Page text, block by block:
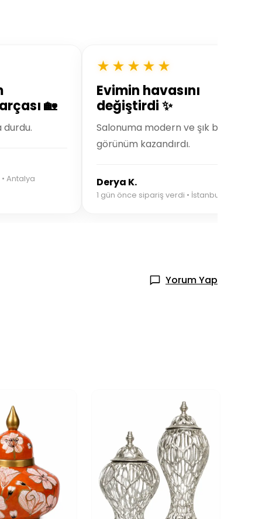
🏡
durdu.
Antalya
★★★★★
Evimin havasını
değiştirdi ✨
Salonuma modern ve şık bir
görünüm kazandırdı.
Derya K.
1 gün önce sipariş verdi • İstanbul
Yorum Yap